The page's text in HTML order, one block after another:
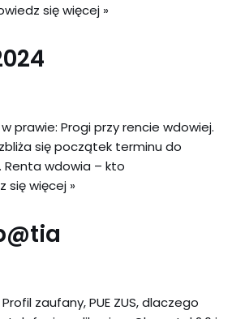
się więcej »
prawie: Progi przy rencie wdowiej.
się początek terminu do
Renta wdowia – kto
się więcej »
zaufany, PUE ZUS, dlaczego